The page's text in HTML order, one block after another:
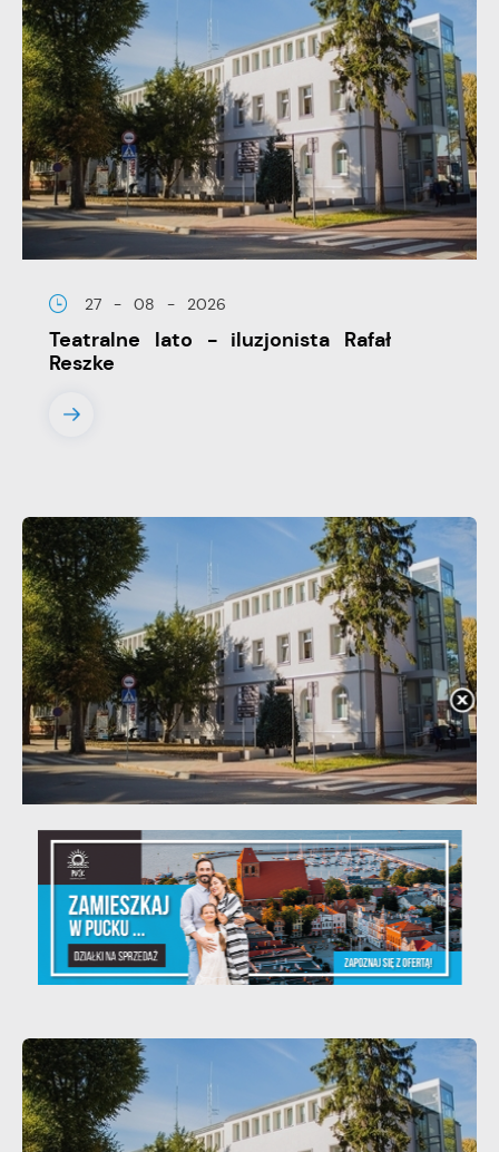
27 - 08 - 2026
Teatralne lato - iluzjonista Rafał
Reszke
20 - 08 - 2026
Teatralne lato - Zdrowo i kolorowo
przeglądanej witryny internetowej. Treści promocyjne
mogą pojawić się na stronach podmiotów trzecich lub
firm będących naszymi partnerami oraz innych
dostawców usług. Firmy te działają w charakterze
pośredników prezentujących nasze treści w postaci
wiadomości, ofert, komunikatów mediów
społecznościowych.